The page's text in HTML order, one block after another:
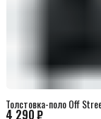
4 290 ₽
Толстовка-поло Off